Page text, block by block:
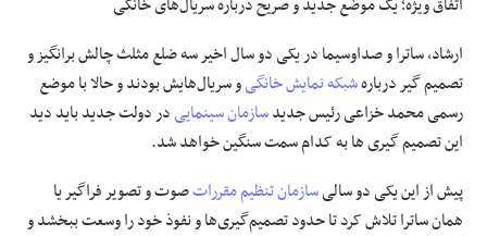
ارشاد، ساترا و صداوسیما در یکی دو سال اخیر سه ضلع مثلث چالش برانگیز و
تصمیم گیر دربارهشبکه نمایش خانگیو سریال‌هایش بودند و حالا با موضع
رسمی محمد خزاعی رئیس جدیدسازمان سینماییدر دولت جدید باید دید
این تصمیم گیری ها به کدام سمت سنگین خواهد شد.
پیش از این یکی دو سالیسازمان تنظیم مقرراتصوت و تصویر فراگیر یا
همان ساترا تلاش کرد تا حدود تصمیم‌گیری‌ها و نفوذ خود را وسعت ببخشد و